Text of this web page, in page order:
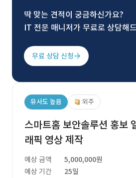
딱 맞는 견적이 궁금하신가요?
IT 전문 매니저가 무료로 상담해
무료 상담 신청
유사도 높음 외주
스마트홈 보안솔루션 홍보
래픽 영상 제작
예상 금액
5,000,000원
예상 기간
25일